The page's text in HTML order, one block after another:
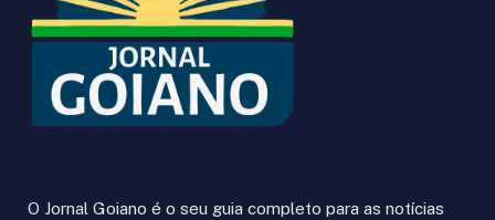
O Jornal Goiano é o seu guia completo para as notícias